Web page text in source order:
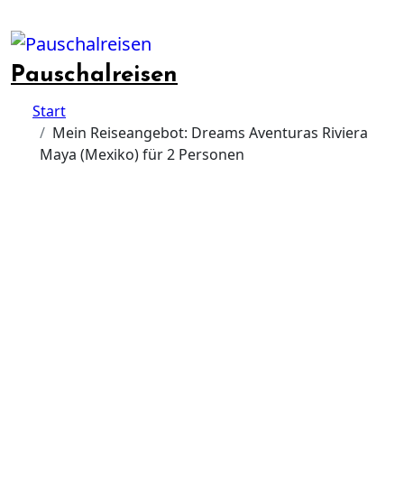
to
content
Pauschalreisen
Start
Mein Reiseangebot: Dreams Aventuras Riviera
Maya (Mexiko) für 2 Personen